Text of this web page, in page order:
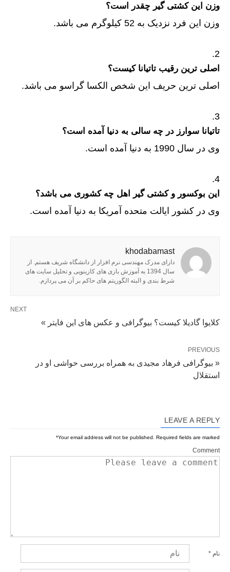
وزن این کشتی گیر چقدر است؟
وزن این فرد نزدیک به 52 کیلوگرم می باشد.
اصلی ترین رقیب تاتیانا کیست؟
اصلی ترین حریف این شخص الکسا گراسو می باشد.
تاتیانا سوارز در چه سالی به دنیا آمده است؟
وی در سال 1990 به دنیا آمده است.
این بوکسور و کشتی گیر اهل چه کشوری می باشد؟
وی در کشور ایالت متحده آمریکا به دنیا آمده است.
khodabamast
دارای مدرک مهندسی نرم افزار از دانشگاه شریف هستم. از
سال 1394 به آموزش بازی های کازینویی و تحلیل سایت های
شرط بندی و البته الگوریتم های حاکم بر آن می پردازم.
NEXT
کلایوا گادیلا کیست؟ بیوگرافی و عکس های این فایتر »
PREVIOUS
« بیوگرافی فرهاد مجیدی به همراه بررسی حواشی او در
استقلال
LEAVE A REPLY
Your email address will not be published. Required fields are marked
*
Comment
نام *